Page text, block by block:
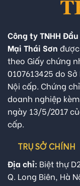
Công ty TNHH
Mại Thái Sơn
theo Giấy chứng
0107613425 do
Nội cấp. Chứng
doanh nghiệp
ngày 13/5/2017
cấp.
TRỤ SỞ CHÍNH
Địa chỉ: Biệt thự
Q. Long Biên, Hà